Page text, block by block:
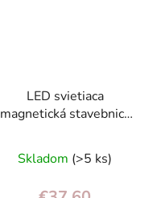
LED svietiaca
magnetická stavebnica
magnetické bloky pre
deti 3+hodnotenie
produktu
Skladom (>5 ks)